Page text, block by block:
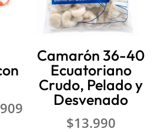
Rango
Camarón 36-40
Ecuatoriano
Crudo, Pelado y
Desvenado
$13.990